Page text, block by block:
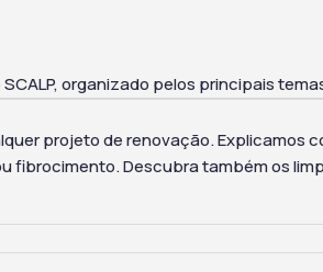
organizado pelos principais
projeto de renovação. Explicamos
Descubra também os